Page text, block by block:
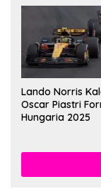
Lando Norris
Oscar Piastri
Hungaria 2025